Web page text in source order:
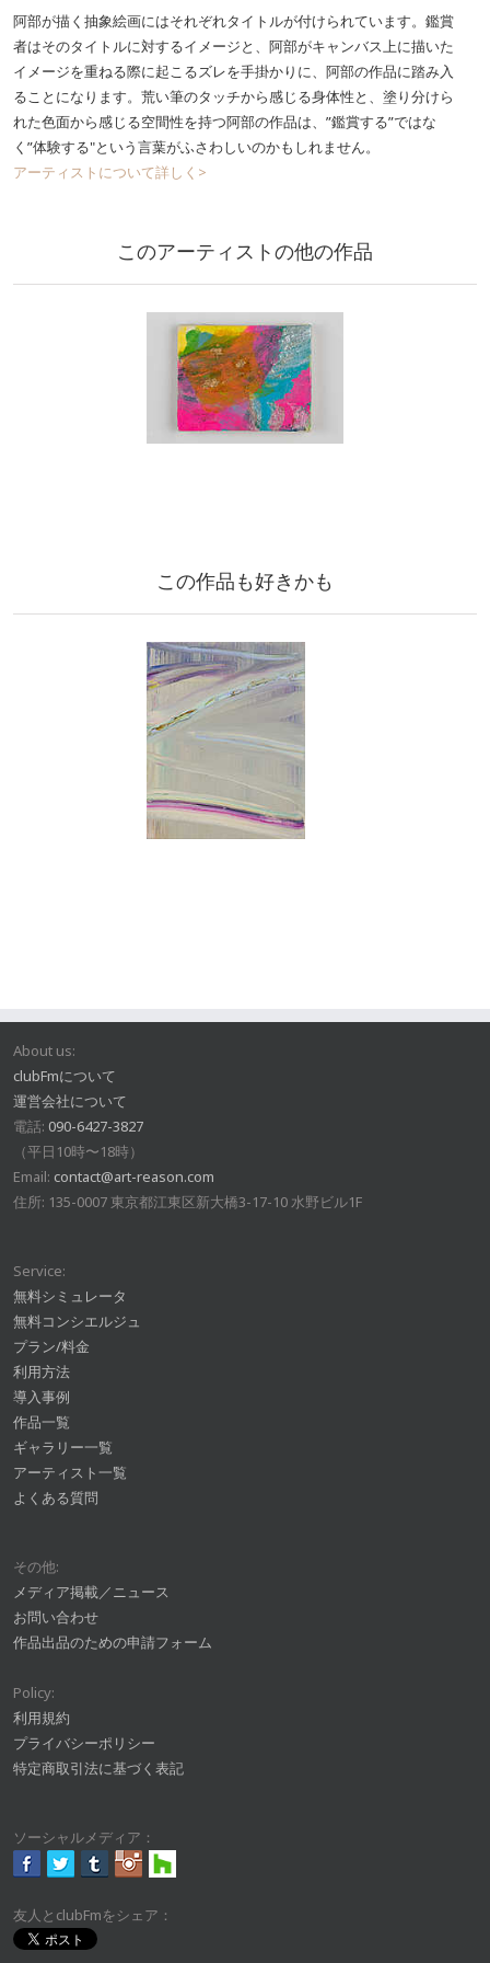
阿部が描く抽象絵画にはそれぞれタイトルが付けられています。鑑賞
者はそのタイトルに対するイメージと、阿部がキャンバス上に描いた
イメージを重ねる際に起こるズレを手掛かりに、阿部の作品に踏み入
ることになります。荒い筆のタッチから感じる身体性と、塗り分けら
れた色面から感じる空間性を持つ阿部の作品は、”鑑賞する”ではな
く”体験する"という言葉がふさわしいのかもしれません。
アーティストについて詳しく>
このアーティストの他の作品
この作品も好きかも
About us:
clubFmについて
運営会社について
電話: 090-6427-3827
（平日10時〜18時）
Email: contact@art-reason.com
住所: 135-0007 東京都江東区新大橋3-17-10 水野ビル1F
Service:
無料シミュレータ
無料コンシエルジュ
プラン/料金
利用方法
導入事例
作品一覧
ギャラリー一覧
アーティスト一覧
よくある質問
その他:
メディア掲載／ニュース
お問い合わせ
作品出品のための申請フォーム
Policy:
利用規約
プライバシーポリシー
特定商取引法に基づく表記
ソーシャルメディア：
友人とclubFmをシェア：